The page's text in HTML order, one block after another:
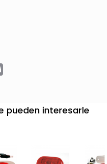
pueden interesarle